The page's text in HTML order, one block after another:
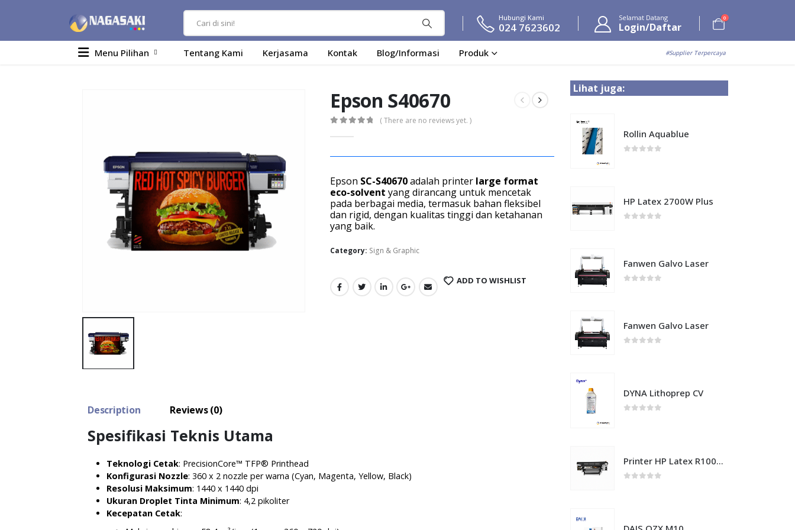
Hubungi Kami
024 7623602
Selamat Datang
Login/Daftar
0
Menu Pilihan Tentang Kami Kerjasama Kontak Blog/Informasi Produk #Supplier Terpercaya
Epson S40670
( There are no reviews yet. )
Epson SC-S40670adalah printer large format
eco-solvent yang dirancang untuk mencetak
pada berbagai media, termasuk bahan fleksibel
dan rigid, dengan kualitas tinggi dan ketahanan
yang baik.
Category: Sign & Graphic
ADD TO WISHLIST
Description Reviews (0)
Spesifikasi Teknis Utama
Teknologi Cetak: PrecisionCore™ TFP® Printhead
Konfigurasi Nozzle: 360 x 2 nozzle per warna (Cyan, Magenta, Yellow, Black)
Resolusi Maksimum: 1440 x 1440 dpi
Ukuran Droplet Tinta Minimum: 4,2 pikoliter
Kecepatan Cetak:
Lihat juga:
Rollin Aquablue
HP Latex 2700W Plus
Fanwen Galvo Laser
Fanwen Galvo Laser
DYNA Lithoprep CV
Printer HP Latex R1000 Plus (Hybrid)